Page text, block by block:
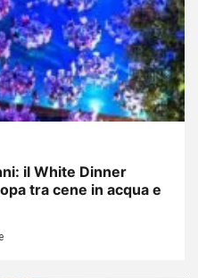
il White Dinner
tra cene in acqua e